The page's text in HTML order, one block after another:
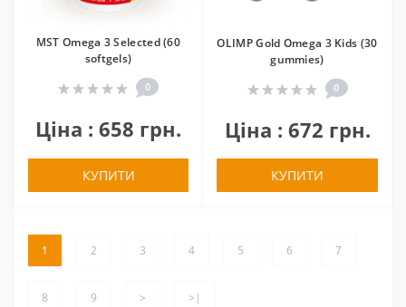
MST Omega 3 Selected (60
softgels)
0
Ціна : 658 грн.
КУПИТИ
OLIMP Gold Omega 3 Kids (30
gummies)
0
Ціна : 672 грн.
КУПИТИ
1 2 3 4 5 6 7
8 9 > >|